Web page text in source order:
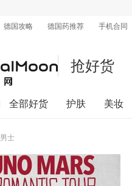
德国攻略 德国药推荐 手机合同
抢好货
全部好货 护肤 美妆
男士